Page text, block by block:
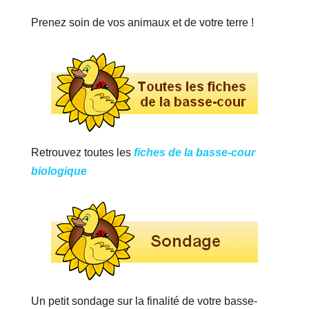
Prenez soin de vos animaux et de votre terre !
Retrouvez toutes les fiches de la basse-cour
biologique
Un petit sondage sur la finalité de votre basse-